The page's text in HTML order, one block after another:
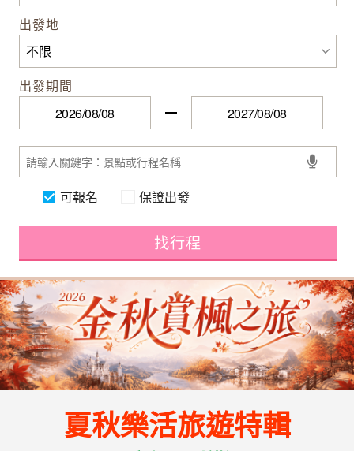
出發地
出發期間
可報名 保證出發
找行程
夏秋樂活旅遊特輯